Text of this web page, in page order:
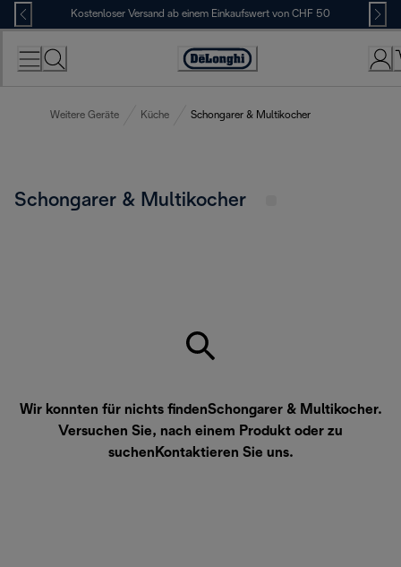
Skip
to
Content
Kostenloser Versand ab einem Einkaufswert von CHF 50
Erklärung
Zugänglichkeit
Weitere Geräte Küche Schongarer & Multikocher
Schongarer & Multikocher
Wir konnten für nichts findenSchongarer & Multikocher.
Versuchen Sie, nach einem Produkt oder zu
suchen Kontaktieren Sie uns.